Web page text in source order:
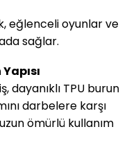
eğlenceli oyunlar ve
sağlar.
dayanıklı TPU burun
darbelere karşı
ömürlü kullanım